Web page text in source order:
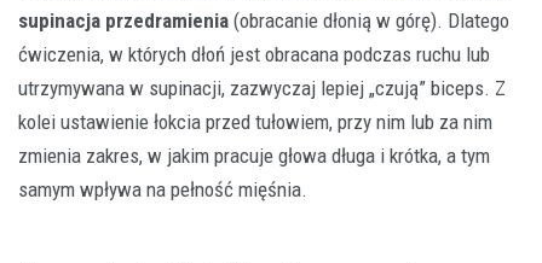
supinacja przedramienia (obracanie dłonią w górę). Dlatego
ćwiczenia, w których dłoń jest obracana podczas ruchu lub
utrzymywana w supinacji, zazwyczaj lepiej „czują” biceps. Z
kolei ustawienie łokcia przed tułowiem, przy nim lub za nim
zmienia zakres, w jakim pracuje głowa długa i krótka, a tym
samym wpływa na pełność mięśnia.